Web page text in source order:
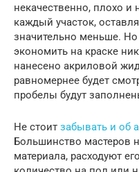
некачественно, плохо
каждый участок,
значительно меньше. Но
экономить на краске
нанесено акриловой
равномернее будет
пробелы будут
Не стоит забывать и об
Большинство мастеров
материала, расходуют